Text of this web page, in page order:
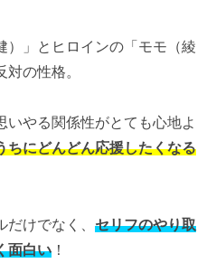
）」とヒロインの「モモ（綾
の性格。
いやる関係性がとても心地よ
ちにどんどん応援したくなる
けでなく、 セリフのやり取
面白い ！